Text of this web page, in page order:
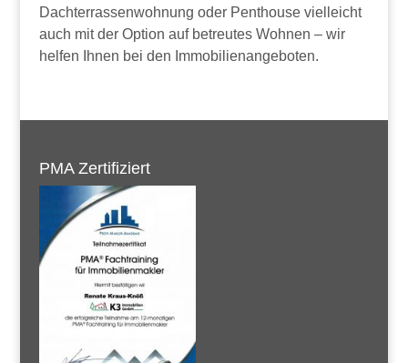
Dachterrassenwohnung oder Penthouse vielleicht
auch mit der Option auf betreutes Wohnen – wir
helfen Ihnen bei den Immobilienangeboten.
PMA Zertifiziert